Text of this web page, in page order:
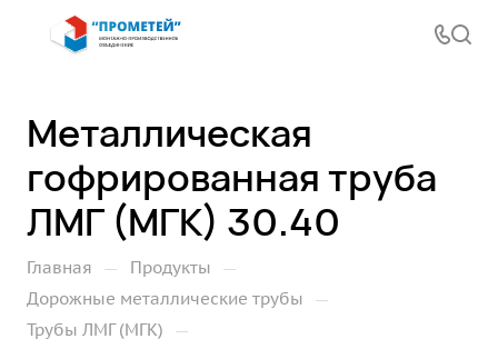
Металлическая
гофрированная труба
ЛМГ (МГК) 30.40
Главная — Продукты —
Дорожные металлические трубы —
Трубы ЛМГ (МГК) —